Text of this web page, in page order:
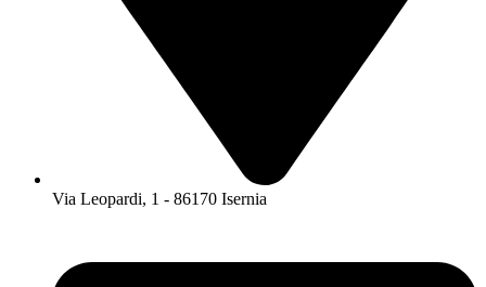
Via Leopardi, 1 - 86170 Isernia